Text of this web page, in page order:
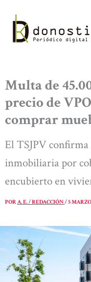
contenido
Multa de
precio de
comprar
El TSJPV
inmobiliaria por
encubierto en
PORA. E. / REDACCIÓN/5